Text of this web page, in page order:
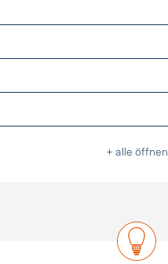
+ alle öffnen